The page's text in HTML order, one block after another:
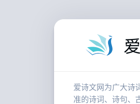
爱诗文网为广大诗
准的诗词、诗句、